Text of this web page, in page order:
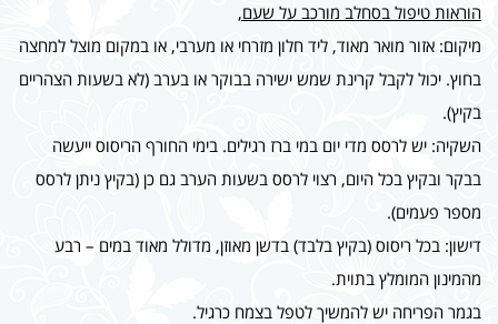
הוראות טיפול בסחלב מורכב על שעם,
מיקום: אזור מואר מאוד, ליד חלון מזרחי או מערבי, או במקום מוצל למחצה
בחוץ. יכול לקבל קרינת שמש ישירה בבוקר או בערב (לא בשעות הצהריים
בקיץ).
השקיה: יש לרסס מדי יום במי ברז רגילים. בימי החורף הריסוס ייעשה
בבקר ובקיץ בכל היום, רצוי לרסס בשעות הערב גם כן (בקיץ ניתן לרסס
מספר פעמים).
דישון: בכל ריסוס (בקיץ בלבד) בדשן מאוזן, מדולל מאוד במים – רבע
מהמינון המומלץ בתוית.
בגמר הפריחה יש להמשיך לטפל בצמח כרגיל.